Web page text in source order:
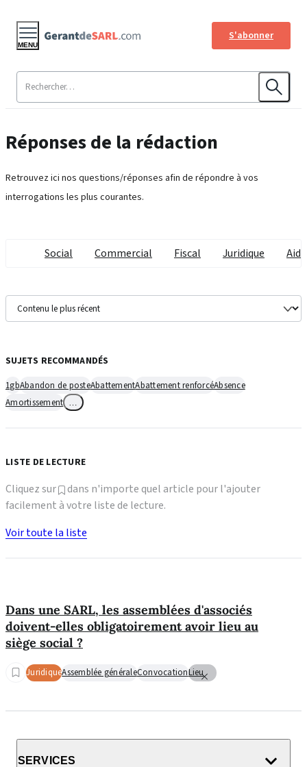
S'abonner
MENU
Réponses de la rédaction
Retrouvez ici nos questions/réponses afin de répondre à vos
interrogations les plus courantes.
Social Commercial Fiscal Juridique
Dans une SARL, les assemblées d'associés
doivent-elles obligatoirement avoir lieu au
siège social ?
JuridiqueAssemblée généraleConvocationLieu
SUJETS RECOMMANDÉS
1gbAbandon de posteAbattementAbattement renforcéAbsence
Amortissement
LISTE DE LECTURE
Cliquez sur
dans n'importe quel article pour l'ajouter
facilement à votre liste de lecture.
Voir toute la liste
SERVICES